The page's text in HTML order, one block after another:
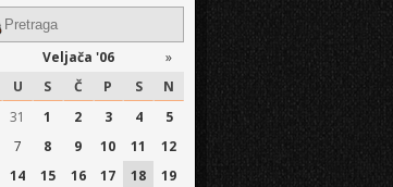
Veljača '06
»
U S Č P S
N
31 1 2 3 4
5
7 8 9 10 11
12
14 15 16 17 18
19